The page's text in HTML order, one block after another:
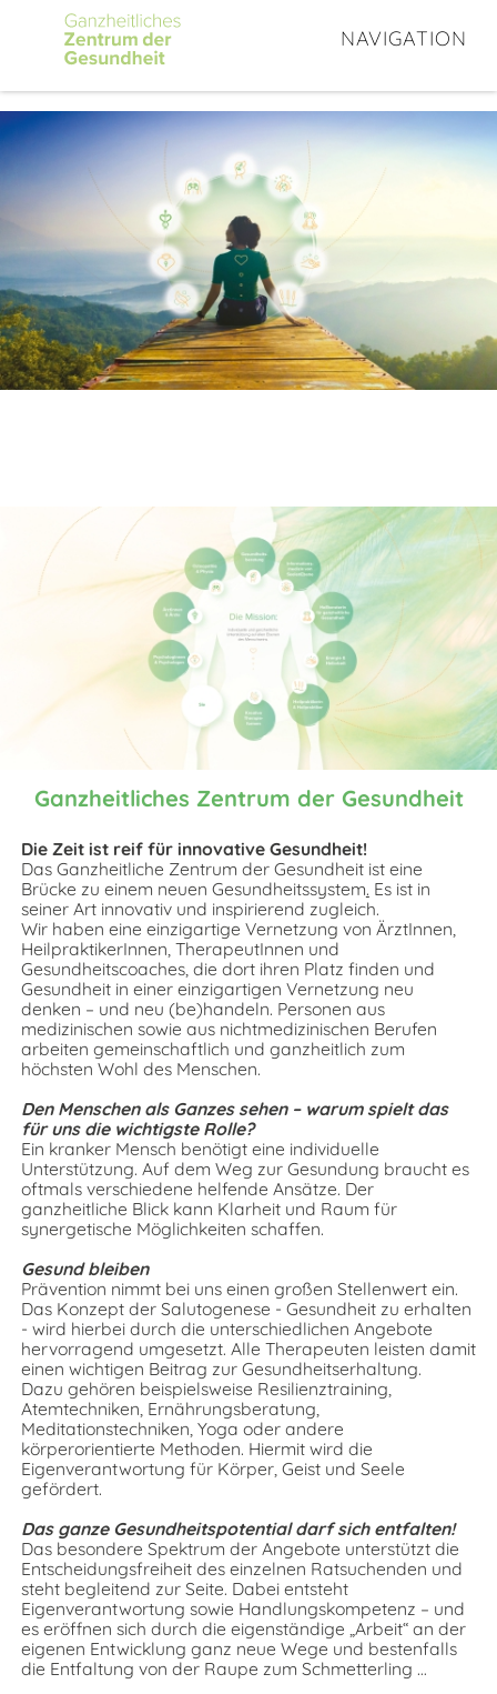
NAVIGATION
Ganzheitliches Zentrum der Gesundheit
Die Zeit ist reif für innovative Gesundheit!
Das Ganzheitliche Zentrum der Gesundheit ist eine
Brücke zu einem neuen Gesundheitssystem. Es ist in
seiner Art innovativ und inspirierend zugleich.
Wir haben eine einzigartige Vernetzung von ÄrztInnen,
HeilpraktikerInnen, TherapeutInnen und
Gesundheitscoaches, die dort ihren Platz finden und
Gesundheit in einer einzigartigen Vernetzung neu
denken – und neu (be)handeln. Personen aus
medizinischen sowie aus nichtmedizinischen Berufen
arbeiten gemeinschaftlich und ganzheitlich zum
höchsten Wohl des Menschen.
Den Menschen als Ganzes sehen – warum spielt das
für uns die wichtigste Rolle?
Ein kranker Mensch benötigt eine individuelle
Unterstützung. Auf dem Weg zur Gesundung braucht es
oftmals verschiedene helfende Ansätze. Der
ganzheitliche Blick kann Klarheit und Raum für
synergetische Möglichkeiten schaffen.
Gesund bleiben
Prävention nimmt bei uns einen großen Stellenwert ein.
Das Konzept der Salutogenese - Gesundheit zu erhalten
- wird hierbei durch die unterschiedlichen Angebote
hervorragend umgesetzt. Alle Therapeuten leisten damit
einen wichtigen Beitrag zur Gesundheitserhaltung.
Dazu gehören beispielsweise Resilienztraining,
Atemtechniken, Ernährungsberatung,
Meditationstechniken, Yoga oder andere
körperorientierte Methoden. Hiermit wird die
Eigenverantwortung für Körper, Geist und Seele
gefördert.
Das ganze Gesundheitspotential darf sich entfalten!
Das besondere Spektrum der Angebote unterstützt die
Entscheidungsfreiheit des einzelnen Ratsuchenden und
steht begleitend zur Seite. Dabei entsteht
Eigenverantwortung sowie Handlungskompetenz – und
es eröffnen sich durch die eigenständige „Arbeit“ an der
eigenen Entwicklung ganz neue Wege und bestenfalls
die Entfaltung von der Raupe zum Schmetterling …